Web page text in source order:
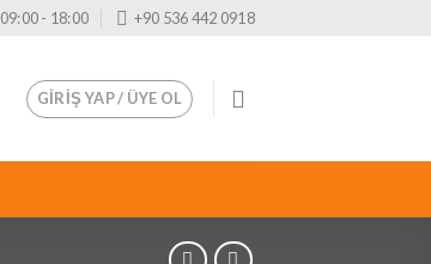
09:00 - 18:00 +90 536 442 0918
GIRIŞ YAP / ÜYE OL